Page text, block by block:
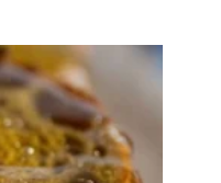
de um sachê de
menos abafado.